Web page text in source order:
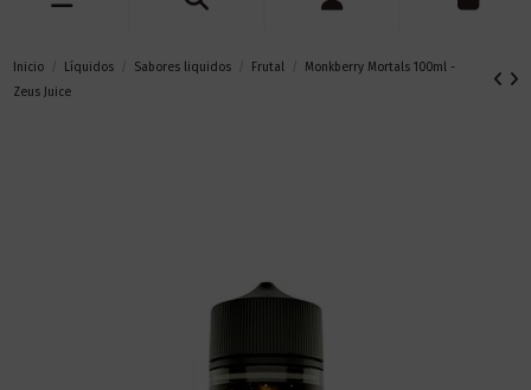
Inicio Líquidos Sabores liquidos Frutal
Monkberry Mortals 100ml -
Zeus Juice